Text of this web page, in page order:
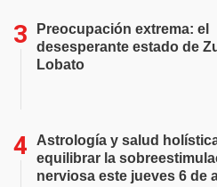
Preocupación extrema: el
desesperante estado de
Lobato
Astrología y salud
equilibrar la
nerviosa este jueves 6 de